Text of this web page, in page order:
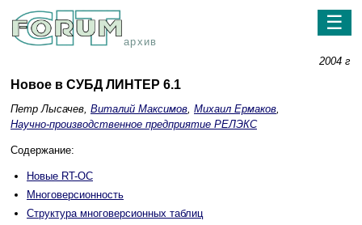
архив
☰
2004 г
Новое в СУБД ЛИНТЕР 6.1
Петр Лысачев, Виталий Максимов, Михаил Ермаков,
Научно-производственное предприятие РЕЛЭКС
Содержание:
Новые RT-OC
Многоверсионность
Структура многоверсионных таблиц